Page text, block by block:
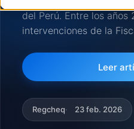
del Perú. Entre los
intervenciones de la
Leer
Regcheq 23 feb. 2026